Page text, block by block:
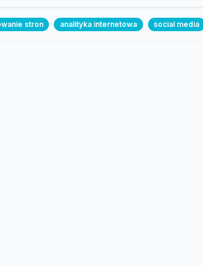
stron analityka internetowa social media